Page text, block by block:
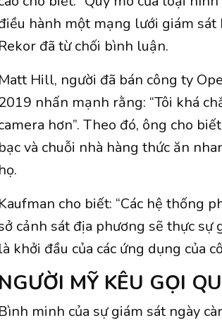
hành một mạng lưới giám sát
Rekor đã từ chối bình luận.
Matt Hill, người đã bán công ty
2019 nhấn mạnh rằng: “Tôi khá
hơn”. Theo đó, ông cho
bạc và chuỗi nhà hàng thức ăn
họ.
Kaufman cho biết: “Các hệ thống
cảnh sát địa phương sẽ thực
là khởi đầu của các ứng dụng của
NGƯỜI MỸ KÊU GỌI
Bình minh của sự giám sát ngày